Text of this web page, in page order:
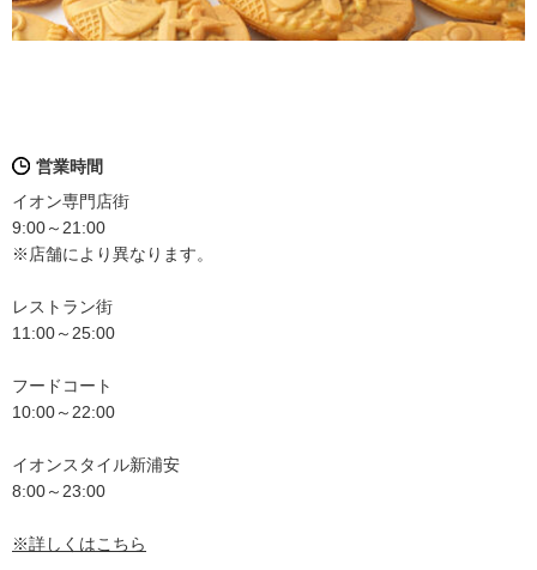
営業時間
イオン専門店街
9:00～21:00
※店舗により異なります。
レストラン街
11:00～25:00
フードコート
10:00～22:00
イオンスタイル新浦安
8:00～23:00
※詳しくはこちら